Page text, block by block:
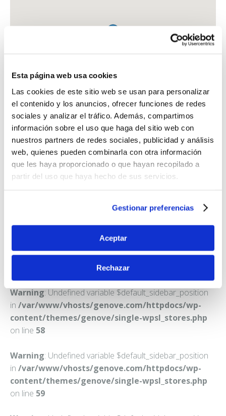
Esta página web usa cookies
Las cookies de este sitio web se usan para personalizar
el contenido y los anuncios, ofrecer funciones de redes
sociales y analizar el tráfico. Además, compartimos
información sobre el uso que haga del sitio web con
nuestros partners de redes sociales, publicidad y análisis
web, quienes pueden combinarla con otra información
que les haya proporcionado o que hayan recopilado a
partir del uso que haya hecho de sus servicios.
Gestionar preferencias
Aceptar
Rechazar
FARMACIA ALFONSO TIENZA, SOLEDAD
C. REIG GENOVES, 17
Warning: Undefined variable $default_sidebar_position
in /var/www/vhosts/genove.com/httpdocs/wp-
content/themes/genove/single-wpsl_stores.php
on line 58
Warning: Undefined variable $default_sidebar_position
in /var/www/vhosts/genove.com/httpdocs/wp-
content/themes/genove/single-wpsl_stores.php
on line 59